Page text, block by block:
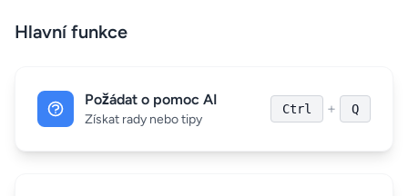
Hlavní funkce
Požádat o pomoc AI
Získat rady nebo tipy
Ctrl + Q